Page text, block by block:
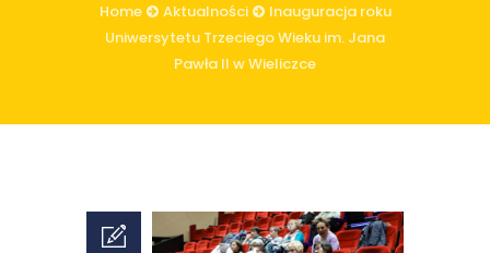
Home Aktualności
Inauguracja roku
Uniwersytetu Trzeciego Wieku im. Jana
Pawła II w Wieliczce